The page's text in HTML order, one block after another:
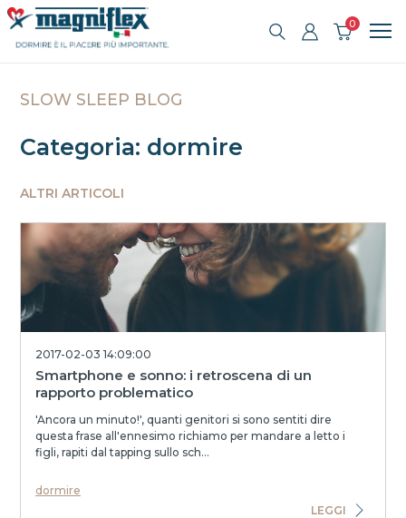
0
SLOW SLEEP BLOG
Categoria: dormire
ALTRI ARTICOLI
2017-02-03 14:09:00
Smartphone e sonno: i retroscena di un
rapporto problematico
'Ancora un minuto!', quanti genitori si sono sentiti dire
questa frase all'ennesimo richiamo per mandare a letto i
figli, rapiti dal tapping sullo sch...
dormire
LEGGI